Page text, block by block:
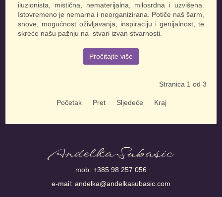
iluzionista, mistična, nematerijalna, milosrdna i uzvišena.
Istovremeno je nemarna i neorganizirana. Potiče naš šarm,
snove, mogućnost oživljavanja, inspiraciju i genijalnost, te
skreće našu pažnju na stvari izvan stvarnosti.
Pročitajte više
Stranica 1 od 3
Početak Pret Sljedeće Kraj
mob: +385 98 257 056
e-mail: andelka@andelkasubasic.com